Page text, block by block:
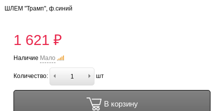
ШЛЕМ "Трамп", ф.синий
1 621 ₽
Наличие Мало
Количество: шт
В корзину